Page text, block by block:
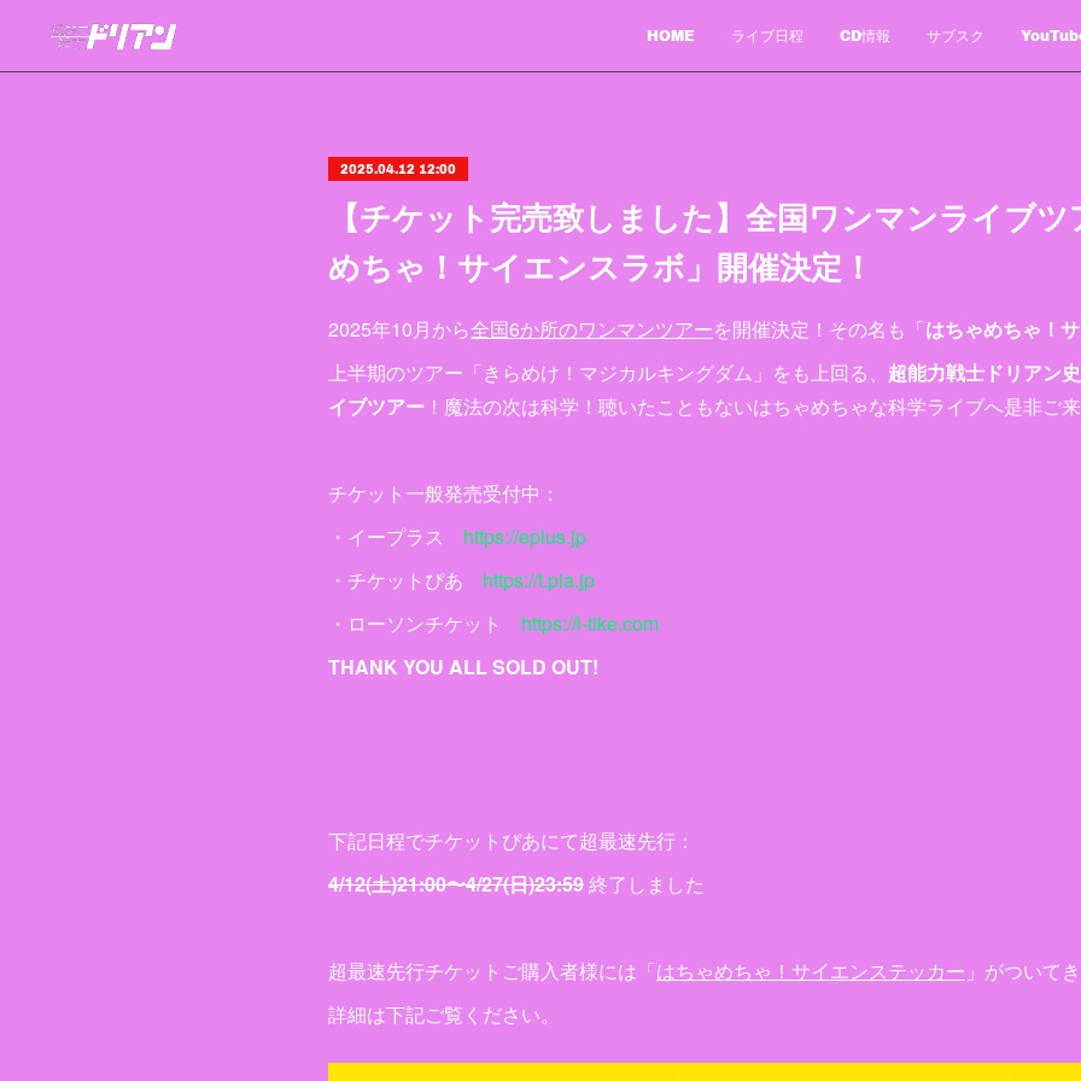
HOME ライブ日程 CD情報 サブスク
2025.04.12 12:00
【チケット完売致しました】全国ワンマンライブ
めちゃ！サイエンスラボ」開催決定！
2025年10月から全国6か所のワンマンツアーを開催決定！その名も「はちゃめちゃ！
上半期のツアー「きらめけ！マジカルキングダム」をも上回る、 超能力戦士ドリアン
イブツアー ！魔法の次は科学！聴いたこともないはちゃめちゃな科学ライブへ是非ご
チケット一般発売受付中：
・イープラス https://eplus.jp
・チケットぴあ https://t.pia.jp
・ローソンチケット https://l-tike.com
THANK YOU ALL SOLD OUT!
下記日程でチケットぴあにて超最速先行：
4/12(土)21:00〜4/27(日)23:59終了しました
超最速先行チケットご購入者様には「はちゃめちゃ！サイエンステッカー 」がついて
詳細は下記ご覧ください。